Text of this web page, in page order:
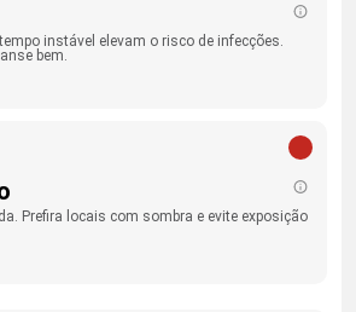
instável elevam o risco de infecções.
bem.
Prefira locais com sombra e evite exposição